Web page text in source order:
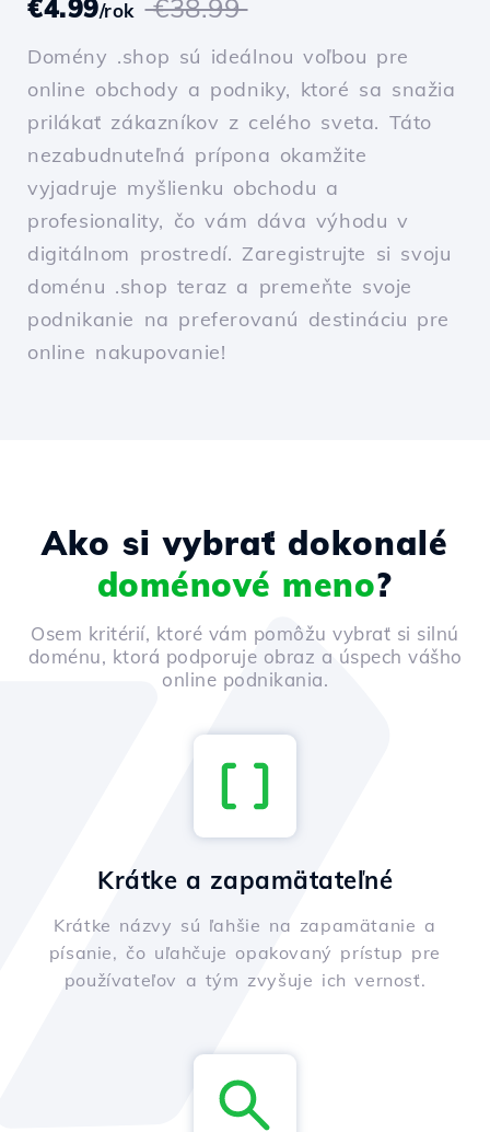
€4.99/rok €38.99
Domény .shop sú ideálnou voľbou pre
online obchody a podniky, ktoré sa snažia
prilákať zákazníkov z celého sveta. Táto
nezabudnuteľná prípona okamžite
vyjadruje myšlienku obchodu a
profesionality, čo vám dáva výhodu v
digitálnom prostredí. Zaregistrujte si svoju
doménu .shop teraz a premeňte svoje
podnikanie na preferovanú destináciu pre
online nakupovanie!
Ako si vybrať dokonalé
doménové meno?
Osem kritérií, ktoré vám pomôžu vybrať si silnú
doménu, ktorá podporuje obraz a úspech vášho
online podnikania.
Krátke a zapamätateľné
Krátke názvy sú ľahšie na zapamätanie a
písanie, čo uľahčuje opakovaný prístup pre
používateľov a tým zvyšuje ich vernosť.